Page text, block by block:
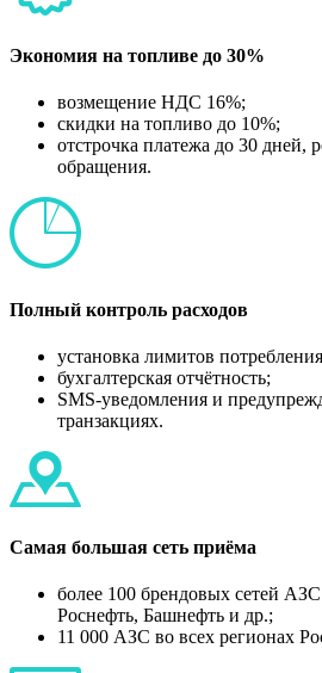
Экономия на топливе до 30%
возмещение НДС 16%;
скидки на топливо до 10%;
отстрочка платежа до 30 дней,
обращения.
Полный контроль расходов
установка лимитов
бухгалтерская отчётность;
SMS-уведомления и
транзакциях.
Самая большая сеть приёма
более 100 брендовых сетей
Роснефть, Башнефть и др.;
11 000 АЗС во всех регионах